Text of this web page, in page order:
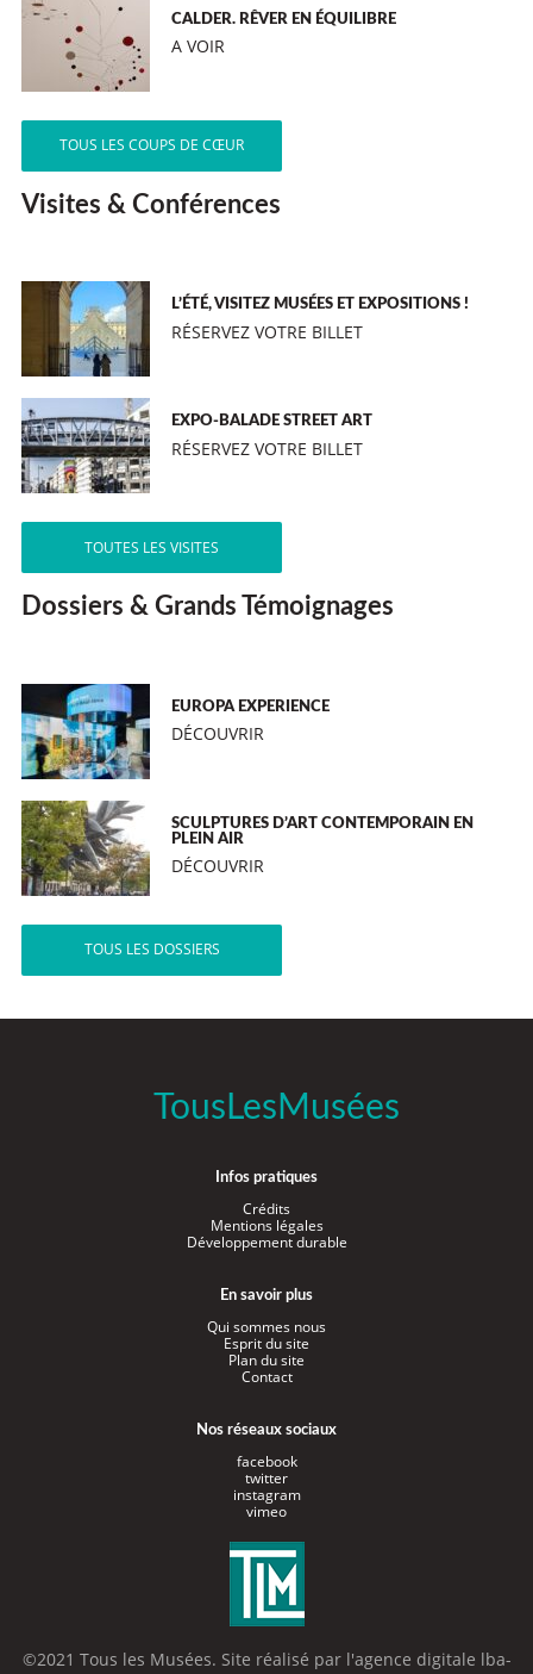
CALDER. RÊVER EN ÉQUILIBRE
A VOIR
TOUS LES COUPS DE CŒUR
Visites & Conférences
L’ÉTÉ, VISITEZ MUSÉES ET EXPOSITIONS !
RÉSERVEZ VOTRE BILLET
EXPO-BALADE STREET ART
RÉSERVEZ VOTRE BILLET
TOUTES LES VISITES
Dossiers & Grands Témoignages
EUROPA EXPERIENCE
DÉCOUVRIR
SCULPTURES D’ART CONTEMPORAIN EN
PLEIN AIR
DÉCOUVRIR
TOUS LES DOSSIERS
TousLesMusées
Infos pratiques
Crédits
Mentions légales
Développement durable
En savoir plus
Qui sommes nous
Esprit du site
Plan du site
Contact
Nos réseaux sociaux
facebook
twitter
instagram
vimeo
©2021 Tous les Musées. Site réalisé par l'agence digitale lba-